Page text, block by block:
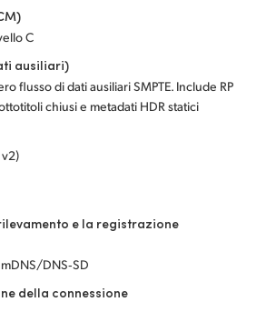
C
ausiliari)
flusso di dati ausiliari SMPTE. Include RP
chiusi e metadati HDR statici
v2)
e la registrazione
DNS‑SD
della connessione